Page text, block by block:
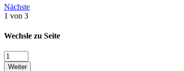
Nächste
1 von 3
Wechsle zu Seite
Weiter